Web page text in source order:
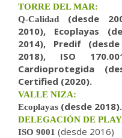
TORRE DEL MAR:
Q-Calidad (desde
2010), Ecoplayas
2014), Predif
2018),
ISO
Cardioprotegida
Certified (2020).
VALLE NIZA:
Ecoplayas (desde 2018).
DELEGACIÓN DE
ISO 9001 (desde 2016)